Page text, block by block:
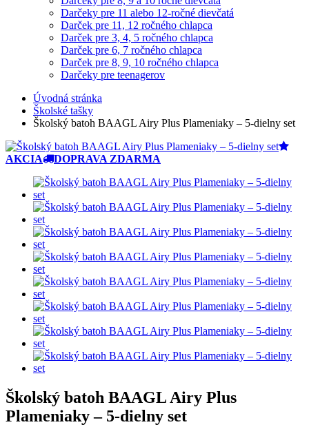
Darčeky pre 11 alebo 12-ročné dievčatá
Darček pre 11, 12 ročného chlapca
Darček pre 3, 4, 5 ročného chlapca
Darček pre 6, 7 ročného chlapca
Darček pre 8, 9, 10 ročného chlapca
Darčeky pre teenagerov
Úvodná stránka
Školské tašky
Školský batoh BAAGL Airy Plus Plameniaky – 5-dielny set
AKCIA DOPRAVA ZDARMA
Školský batoh BAAGL Airy Plus
Plameniaky – 5-dielny set